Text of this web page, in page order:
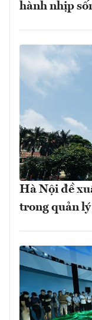
hành nhịp
Hà Nội đề
trong quản